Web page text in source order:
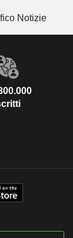
Notizie